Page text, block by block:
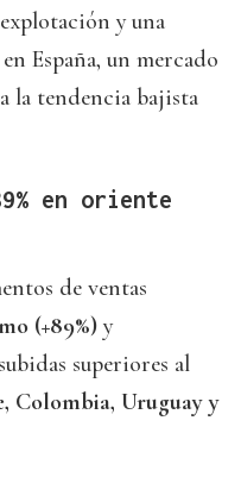
y una
España, un mercado
la tendencia bajista
en oriente
de ventas
(+89%) y
superiores al
Colombia, Uruguay y